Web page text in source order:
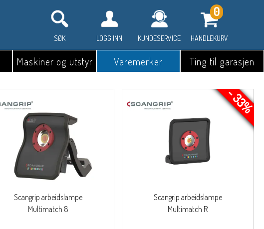
SØK LOGG INN KUNDESERVICE
0
HANDLEKURV
Maskiner og utstyr Varemerker Ting til garasjen
Scangrip arbeidslampe
Multimatch 8
- 33%
Scangrip arbeidslampe
Multimatch R